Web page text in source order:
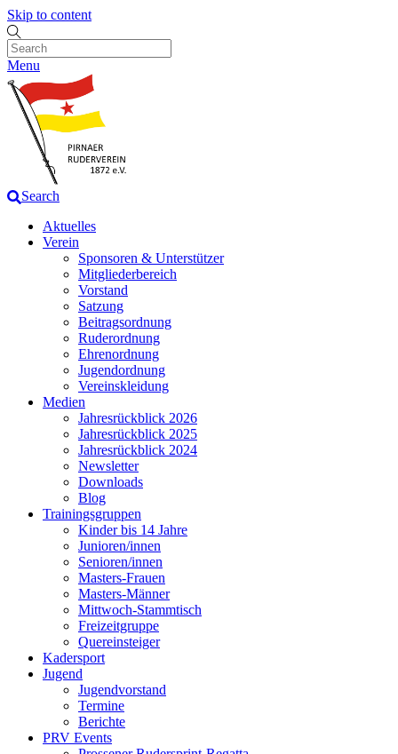
Skip to content
Menu
Search
Aktuelles
Verein
Sponsoren & Unterstützer
Mitgliederbereich
Vorstand
Satzung
Beitragsordnung
Ruderordnung
Ehrenordnung
Jugendordnung
Vereinskleidung
Medien
Jahresrückblick 2026
Jahresrückblick 2025
Jahresrückblick 2024
Newsletter
Downloads
Blog
Trainingsgruppen
Kinder bis 14 Jahre
Junioren/innen
Senioren/innen
Masters-Frauen
Masters-Männer
Mittwoch-Stammtisch
Freizeitgruppe
Quereinsteiger
Kadersport
Jugend
Jugendvorstand
Termine
Berichte
PRV Events